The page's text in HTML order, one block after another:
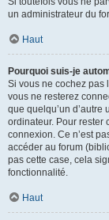
un administrateur du
Haut
Pourquoi suis-je
Si vous ne cochez pas
vous ne resterez
que quelqu’un
ordinateur. Pour rester
connexion. Ce n’est
accéder au forum
pas cette case, cela
fonctionnalité.
Haut